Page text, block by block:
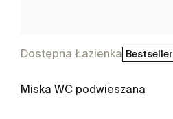
Dostępna Łazienka Bestseller
Miska WC podwieszana